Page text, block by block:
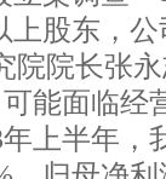
上股东，
院院长张
能面临经
上半年，